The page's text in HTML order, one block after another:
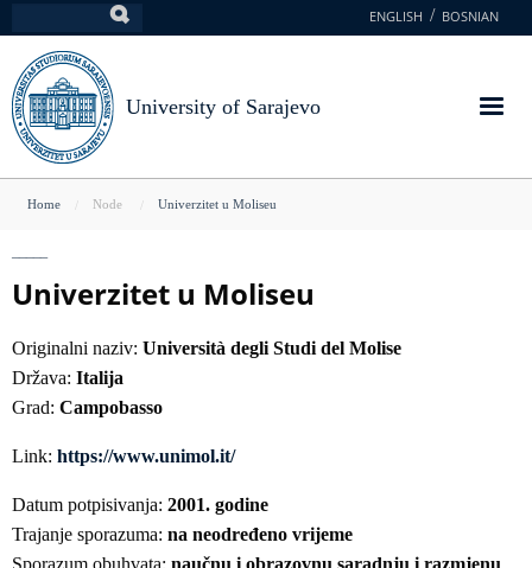
to
main
content
ENGLISH BOSNIAN
University of Sarajevo
You
here
Home Node Univerzitet u Moliseu
Univerzitet u Moliseu
Originalni naziv: Università degli Studi del Molise
Država: Italija
Grad: Campobasso
Link: https://www.unimol.it/
Datum potpisivanja: 2001. godine
Trajanje sporazuma: na neodređeno vrijeme
Sporazum obuhvata: naučnu i obrazovnu saradnju i razmjenu